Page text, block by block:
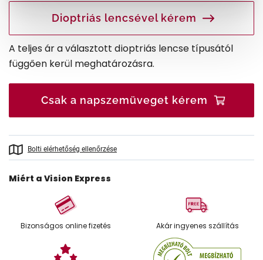
Dioptriás lencsével kérem
A teljes ár a választott dioptriás lencse típusától
függően kerül meghatározásra.
Csak a napszemüveget kérem
Bolti elérhetőség ellenőrzése
Miért a Vision Express
Bizonságos online fizetés Akár ingyenes szállítás